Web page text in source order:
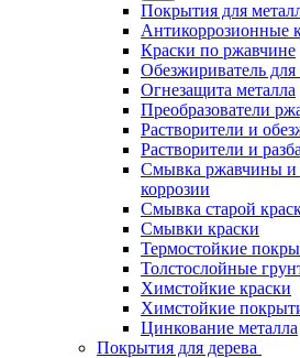
Покрытия для
Антикоррозионные
Краски по ржавчине
Обезжириватель для
Огнезащита металла
Преобразователи
Растворители и
Растворители и
Смывка ржавчины и
коррозии
Смывка старой
Смывки краски
Термостойкие
Толстослойные
Химстойкие краски
Химстойкие
Цинкование металла
Покрытия для дерева